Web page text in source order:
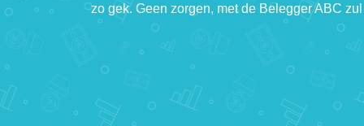
zo gek. Geen zorgen, met de Belegger ABC